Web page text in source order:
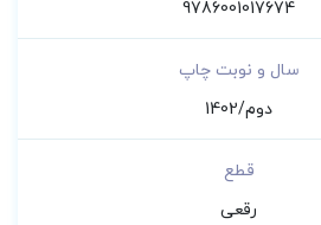
9786001017674
سال و نوبت چاپ
دوم/1402
قطع
رقعی